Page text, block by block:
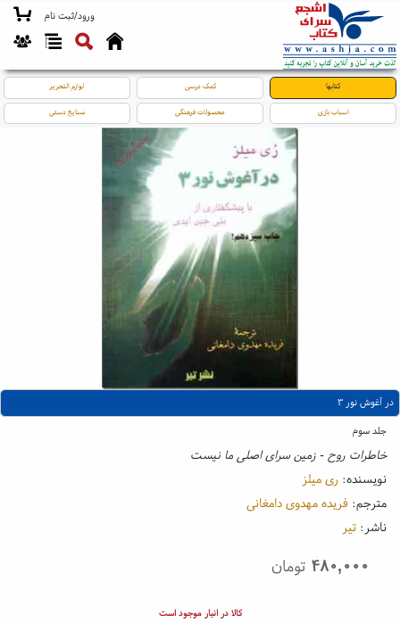
ورود/ثبت نام
کتابها کمک درسی لوازم التحریر
اسباب بازی محصولات فرهنگی صنایع دستی
در آغوش نور ۳
جلد سوم
خاطرات روح - زمین سرای اصلی ما نیست
نویسنده: ری میلز
مترجم: فریده مهدوی دامغانی
ناشر: تیر
۴۸۰,۰۰۰ تومان
کالا در انبار موجود است